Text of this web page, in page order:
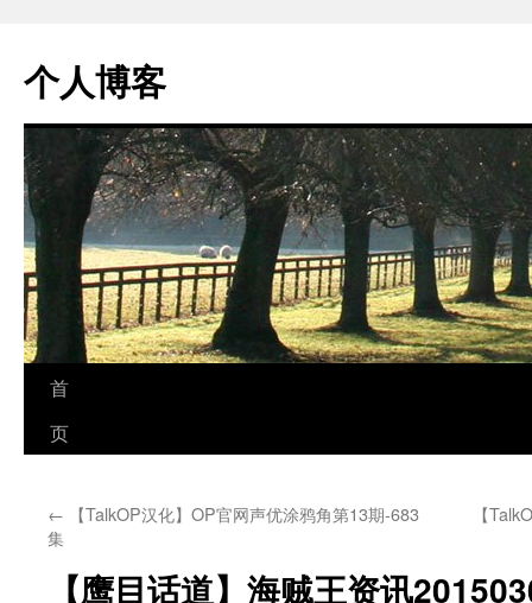
个人博客
跳
至
文
首
页
← 【TalkOP汉化】OP官网声优涂鸦角第13期-683
集
【
【鹰目话道】海贼王资讯